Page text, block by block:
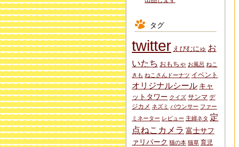
タグ
twitter えびむにゅ お
いたち おもちゃ お風呂 ねこ
きも ねこさんドーナツ イベント
オリジナルシール キャ
ットタワー クイズ サンマ デ
ジカメ ネズミ バウンサー ファー
ミネーター レビュー 主婦ネタ 定
点ねこカメラ 富士サフ
ァリパーク 猫の本 猫草 育児